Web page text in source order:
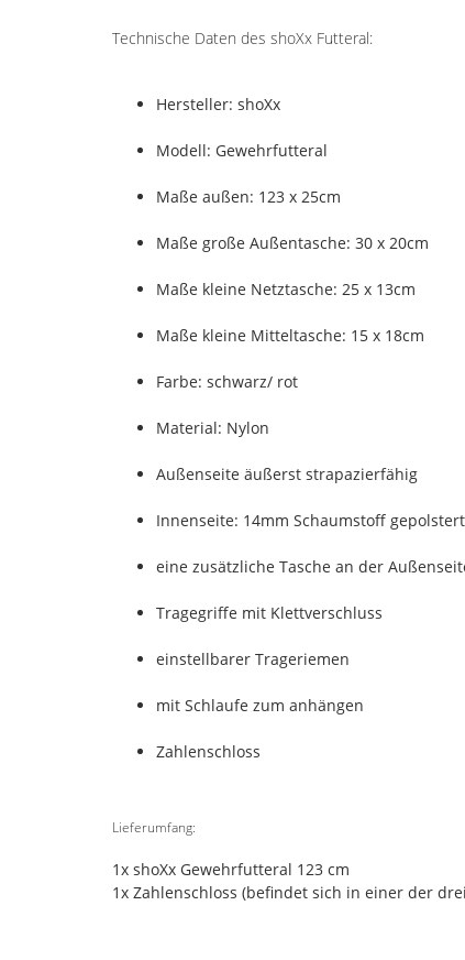
Technische Daten des shoXx Futteral:
Hersteller: shoXx
Modell: Gewehrfutteral
Maße außen: 123 x 25cm
Maße große Außentasche: 30 x 20cm
Maße kleine Netztasche: 25 x 13cm
Maße kleine Mitteltasche: 15 x 18cm
Farbe: schwarz/ rot
Material: Nylon
Außenseite äußerst strapazierfähig
Innenseite: 14mm Schaumstoff
eine zusätzliche Tasche an der
Tragegriffe mit Klettverschluss
einstellbarer Trageriemen
mit Schlaufe zum anhängen
Zahlenschloss
Lieferumfang:
1x shoXx Gewehrfutteral 123 cm
1x Zahlenschloss (befindet sich in einer der